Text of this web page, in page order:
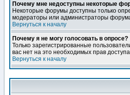
Почему мне недоступны некоторые
Некоторые форумы доступны только
модераторы или администраторы
Вернуться к началу
Почему я не могу голосовать в опросе?
Только зарегистрированные
вас нет на это необходимых прав
Вернуться к началу